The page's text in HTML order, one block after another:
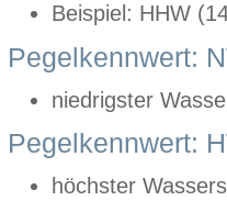
Beispiel: HHW
Pegelkennwert:
niedrigster
Pegelkennwert:
höchster